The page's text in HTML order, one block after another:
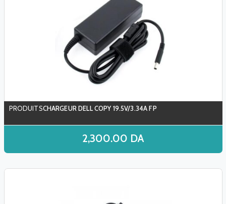
CHARGEUR DELL COPY 19.5V/3.34A FP
2,300.00 DA